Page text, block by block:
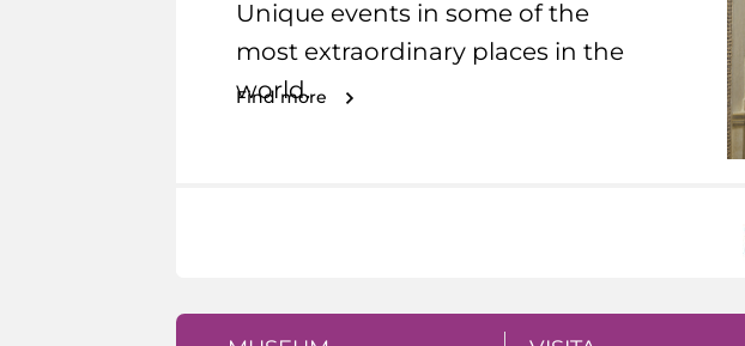
Unique events in some of the
most extraordinary places in the
world.
Find more